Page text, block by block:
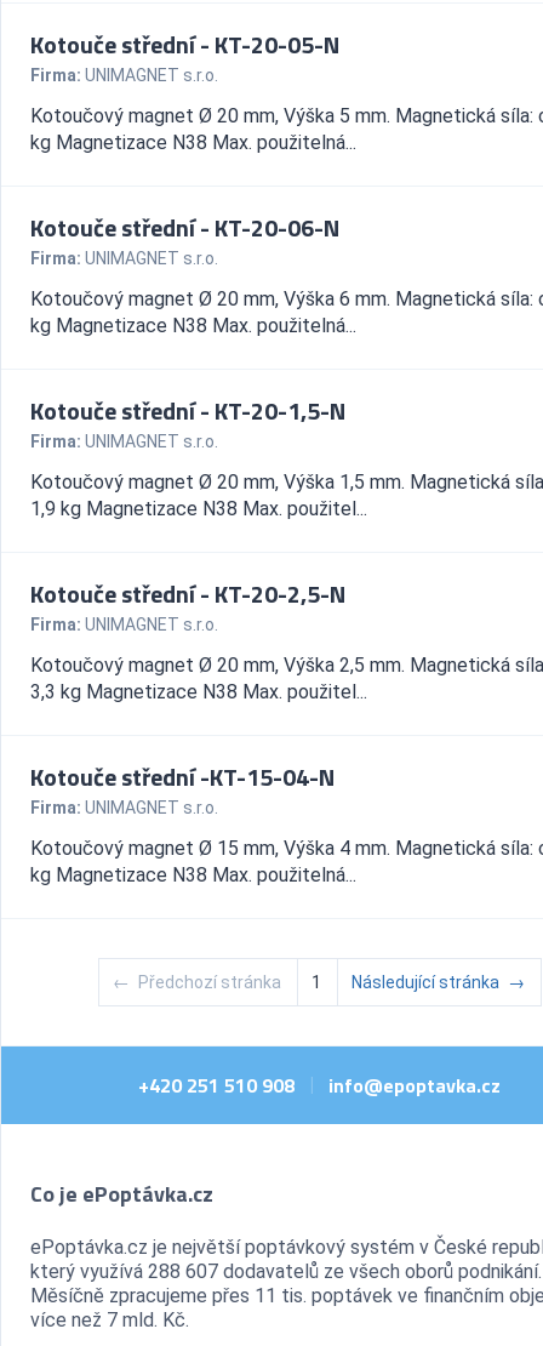
Kotouče střední - KT-20-05-N
Firma: UNIMAGNET s.r.o.
Kotoučový magnet Ø 20 mm, Výška 5 mm. Magnetická síla:
kg Magnetizace N38 Max. použitelná...
Kotouče střední - KT-20-06-N
Firma: UNIMAGNET s.r.o.
Kotoučový magnet Ø 20 mm, Výška 6 mm. Magnetická síla:
kg Magnetizace N38 Max. použitelná...
Kotouče střední - KT-20-1,5-N
Firma: UNIMAGNET s.r.o.
Kotoučový magnet Ø 20 mm, Výška 1,5 mm. Magnetická
1,9 kg Magnetizace N38 Max. použitel...
Kotouče střední - KT-20-2,5-N
Firma: UNIMAGNET s.r.o.
Kotoučový magnet Ø 20 mm, Výška 2,5 mm. Magnetická
3,3 kg Magnetizace N38 Max. použitel...
Kotouče střední -KT-15-04-N
Firma: UNIMAGNET s.r.o.
Kotoučový magnet Ø 15 mm, Výška 4 mm. Magnetická síla:
kg Magnetizace N38 Max. použitelná...
← Předchozí stránka 1 Následující stránka →
+420 251 510 908 | info@epoptavka.cz
Co je ePoptávka.cz
ePoptávka.cz je největší poptávkový systém v České
který využívá 288 607 dodavatelů ze všech oborů podnikání.
Měsíčně zpracujeme přes 11 tis. poptávek ve finančním
více než 7 mld. Kč.